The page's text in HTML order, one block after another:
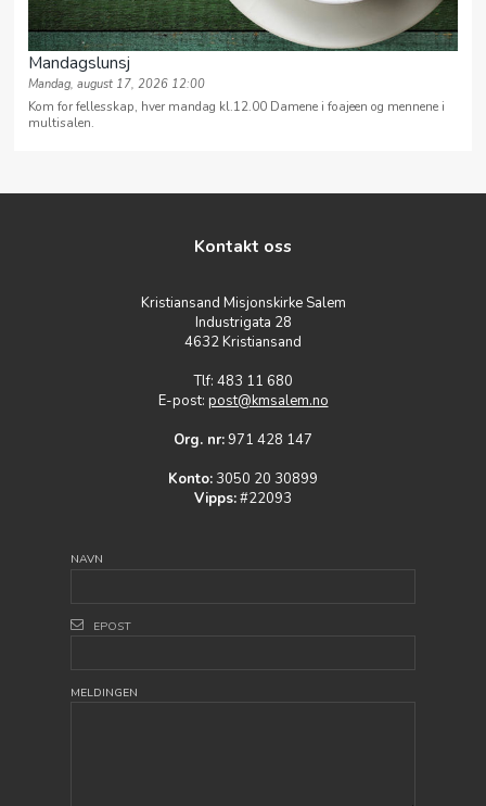
Mandagslunsj
Mandag, august 17, 2026 12:00
Kom for fellesskap, hver mandag kl.12.00 Damene i foajeen og mennene i
multisalen.
Kontakt oss
Kristiansand Misjonskirke Salem
Industrigata 28
4632 Kristiansand
Tlf: 483 11 680
E-post: post@kmsalem.no
Org. nr:971 428 147
Konto:3050 20 30899
Vipps:#22093
NAVN
EPOST
MELDINGEN